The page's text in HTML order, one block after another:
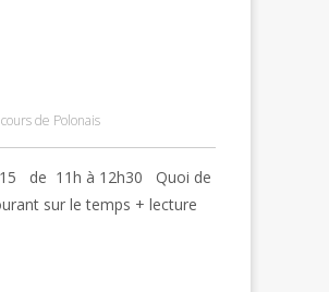
cours de Polonais
de 11h à 12h30 Quoi de
sur le temps + lecture